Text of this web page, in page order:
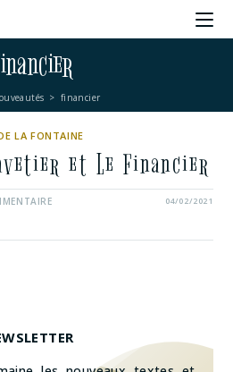
> financier
LA FONTAINE
et Le Financier
04/02/2021